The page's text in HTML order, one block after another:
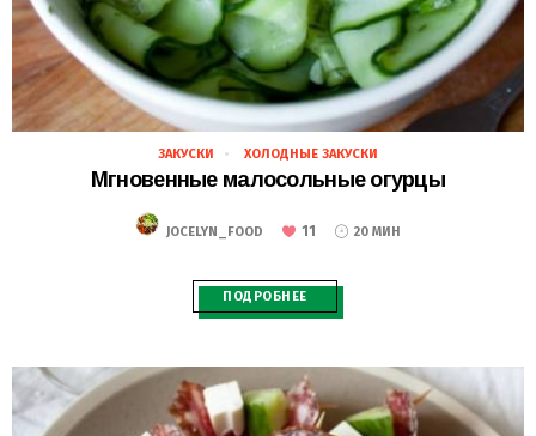
28.02.2021
ЗАКУСКИ ХОЛОДНЫЕ ЗАКУСКИ
Мгновенные малосольные огурцы
JOCELYN_FOOD 11 20 МИН
ПОДРОБНЕЕ